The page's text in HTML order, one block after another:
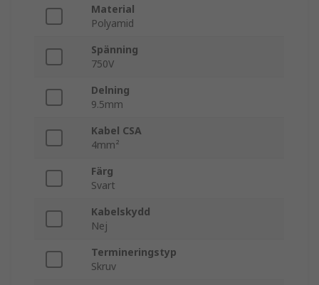
Material
Polyamid
Spänning
750V
Delning
9.5mm
Kabel CSA
4mm²
Färg
Svart
Kabelskydd
Nej
Termineringstyp
Skruv